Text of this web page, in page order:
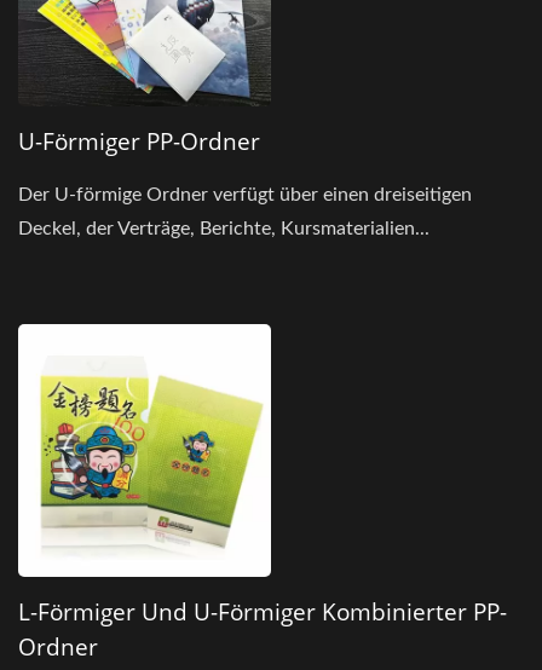
U-Förmiger PP-Ordner
Der U-förmige Ordner verfügt über einen dreiseitigen
Deckel, der Verträge, Berichte, Kursmaterialien...
L-Förmiger Und U-Förmiger Kombinierter PP-
Ordner